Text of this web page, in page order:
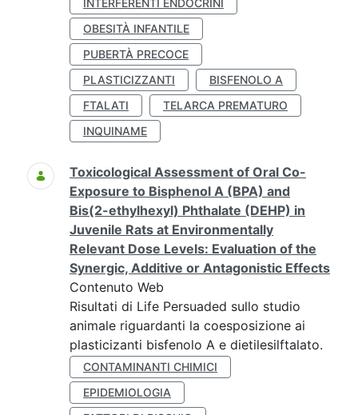
INTERFERENTI ENDOCRINI
OBESITÀ INFANTILE
PUBERTÀ PRECOCE
PLASTICIZZANTI
BISFENOLO A
FTALATI
TELARCA PREMATURO
INQUINAME
Toxicological Assessment of Oral Co-
Exposure to Bisphenol A (BPA) and
Bis(2-ethylhexyl) Phthalate (DEHP) in
Juvenile Rats at Environmentally
Relevant Dose Levels: Evaluation of the
Synergic, Additive or Antagonistic Effects
Contenuto Web
Risultati di Life Persuaded sullo studio
animale riguardanti la coesposizione ai
plasticizanti bisfenolo A e dietilesilftalato.
CONTAMINANTI CHIMICI
EPIDEMIOLOGIA